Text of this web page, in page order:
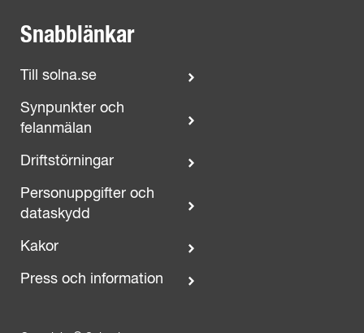
Snabblänkar
Till solna.se
Synpunkter och
felanmälan
Driftstörningar
Personuppgifter och
dataskydd
Kakor
Press och information